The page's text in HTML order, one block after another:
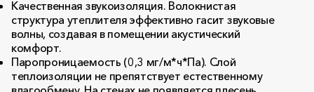
Качественная звукоизоляция. Волокнистая
структура утеплителя эффективно гасит звуковые
волны, создавая в помещении акустический
комфорт.
Паропроницаемость (0,3 мг/м*ч*Па). Слой
теплоизоляции не препятствует естественному